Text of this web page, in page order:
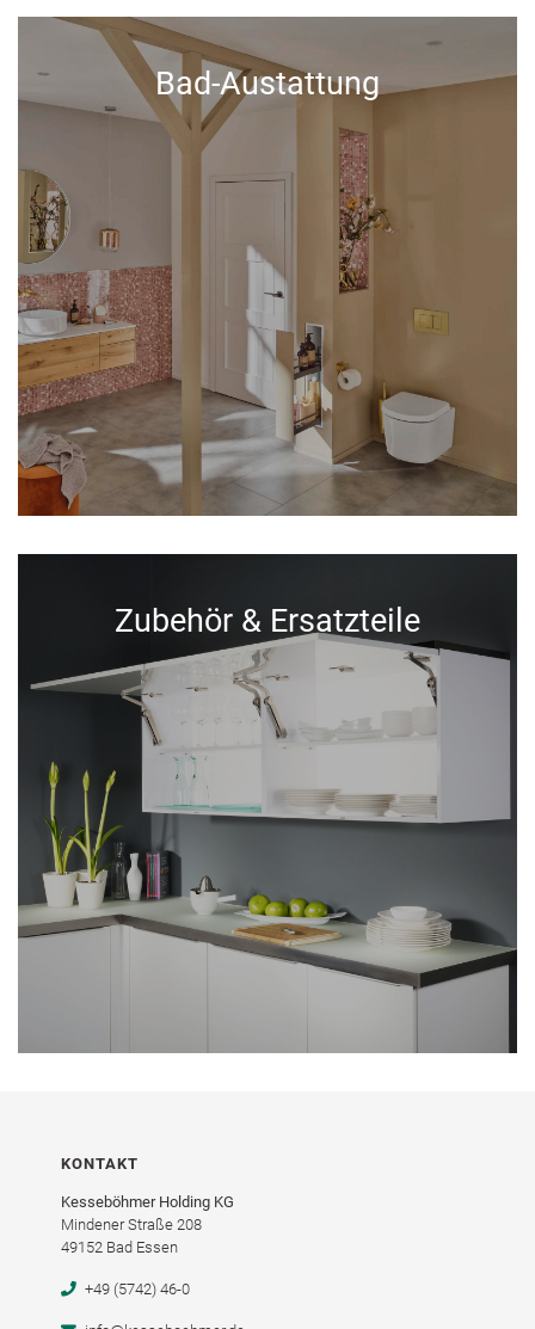
Bad-Austattung
Zubehör & Ersatzteile
KONTAKT
Kesseböhmer Holding KG
Mindener Straße 208
49152 Bad Essen
+49 (5742) 46-0